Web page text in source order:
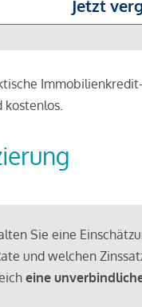
kostenlos.
Sie eine
und welchen
eine